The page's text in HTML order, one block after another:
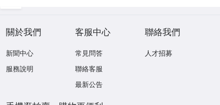
關於我們
新聞中心
服務說明
客服中心
常見問答
聯絡客服
最新公告
聯絡我們
人才招募